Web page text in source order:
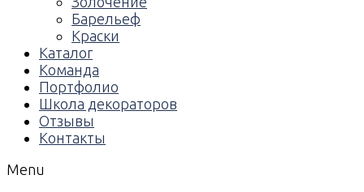
Барельеф
Краски
Каталог
Команда
Портфолио
Школа декораторов
Отзывы
Контакты
Menu